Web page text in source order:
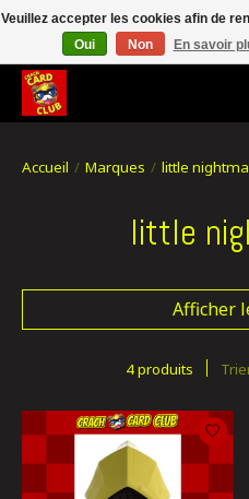
CRACH CARD CLUB , The best place to
Accueil / Marques / little
little
Afficher
4 produits
Veuillez accepter les cookies afin de
Oui
Non En savoir